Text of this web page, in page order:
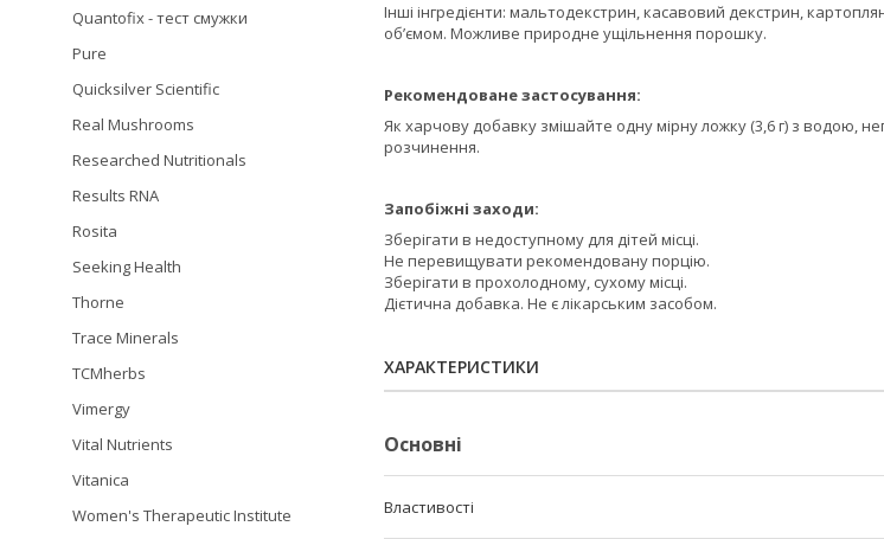
Інші інгредієнти: мальтодекстрин, касавовий декстрин,
об’ємом. Можливе природне ущільнення порошку.
Рекомендоване застосування:
Як харчову добавку змішайте одну мірну ложку (3,6 г) з водою,
розчинення.
Запобіжні заходи:
Зберігати в недоступному для дітей місці.
Не перевищувати рекомендовану порцію.
Зберігати в прохолодному, сухому місці.
Дієтична добавка. Не є лікарським засобом.
ХАРАКТЕРИСТИКИ
Основні
Властивості
Quantofix - тест смужки
Pure
Quicksilver Scientific
Real Mushrooms
Researched Nutritionals
Results RNA
Rosita
Seeking Health
Thorne
Trace Minerals
TCMherbs
Vimergy
Vital Nutrients
Vitanica
Women's Therapeutic Institute